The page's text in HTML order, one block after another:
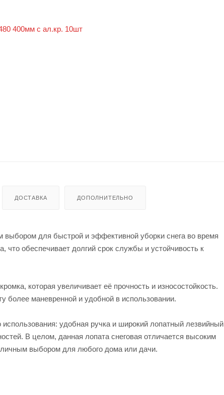
ДОСТАВКА ДОПОЛНИТЕЛЬНО
для быстрой и эффективной уборки снега во время
обеспечивает долгий срок службы и устойчивость к
которая увеличивает её прочность и износостойкость.
более маневренной и удобной в использовании.
удобная ручка и широкий лопатный лезвийный
В целом, данная лопата снеговая отличается высоким
выбором для любого дома или дачи.